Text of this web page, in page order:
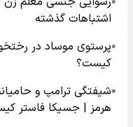
اشتباهات گذشته
●پرستوی موساد در
کیست؟
●شیفتگی ترامپ و
هرمز | جسیکا فاستر